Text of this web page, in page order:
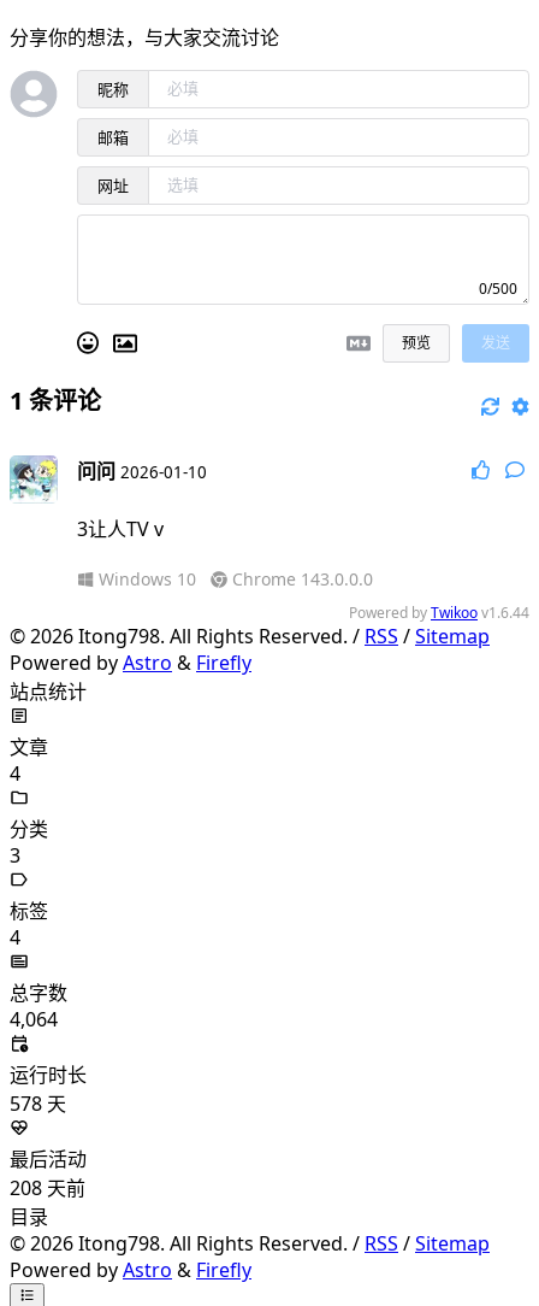
分享你的想法，与大家交流讨论
昵称
邮箱
网址
0/500
预览 发送
1 条评论
问问 2026-01-10
3让人TV v
Windows 10 Chrome 143.0.0.0
Powered byTwikoov1.6.44
©2026Itong798. All Rights Reserved. / RSS /Sitemap
Powered byAstro & Firefly
站点统计
文章
4
分类
3
标签
4
总字数
4,064
运行时长
578 天
最后活动
208 天前
目录
©2026Itong798. All Rights Reserved. / RSS /Sitemap
Powered byAstro & Firefly